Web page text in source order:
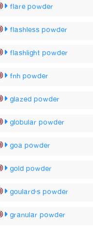
flare powder
flashless powder
flashlight powder
fnh powder
glazed powder
globular powder
goa powder
gold powder
goulard's powder
granular powder